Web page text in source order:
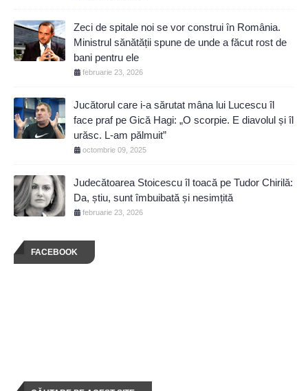
Zeci de spitale noi se vor construi în România.
Ministrul sănătății spune de unde a făcut rost de
bani pentru ele
februarie 23, 2026
Jucătorul care i-a sărutat mâna lui Lucescu îl
face praf pe Gică Hagi: „O scorpie. E diavolul și îl
urăsc. L-am pălmuit”
octombrie 09, 2025
Judecătoarea Stoicescu îl toacă pe Tudor Chirilă:
Da, știu, sunt îmbuibată și nesimțită
februarie 23, 2026
FACEBOOK